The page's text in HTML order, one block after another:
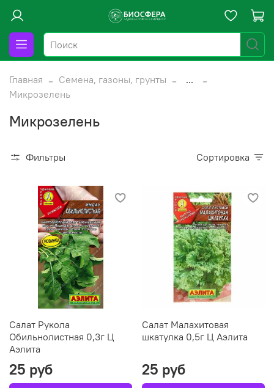
Главная Семена, газоны, грунты
...
Микрозелень
Микрозелень
Фильтры Сортировка
Салат Рукола
Обильнолистная 0,3г Ц
Аэлита
25 руб
Салат Малахитовая
шкатулка 0,5г Ц Аэлита
25 руб